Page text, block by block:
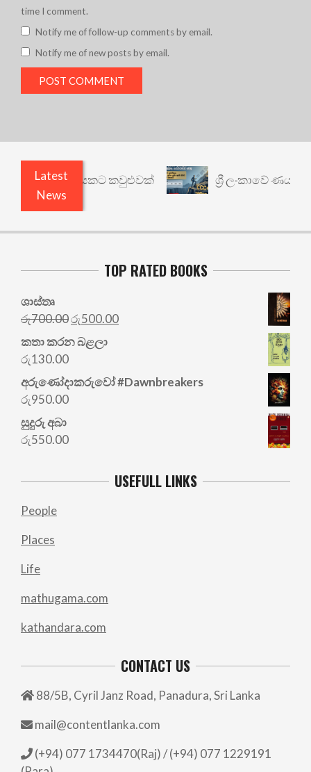
time I comment.
Notify me of follow-up comments by email.
Notify me of new posts by email.
Latest
News
යථාර්ථයකට කවුළුවක් ශ්‍රී ලංකාවේ ණය
TOP RATED BOOKS
ශාස්තෘ
රු700.00Original
price
was:
රු500.00Current
කතා කරන බළලා
රු130.00
අරු‍ණෝදාකරුවෝ #Dawnbreakers
රු950.00
සුදුරු අබා
රු550.00
USEFULL LINKS
People
Places
Life
mathugama.com
kathandara.com
CONTACT US
88/5B, Cyril Janz Road, Panadura, Sri Lanka
mail@contentlanka.com
(+94) 077 1734470(Raj) / (+94) 077 1229191